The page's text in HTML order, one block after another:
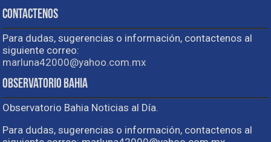
Contactenos
Para dudas, sugerencias o información, contactenos al
siguiente correo:
marluna42000@yahoo.com.mx
Observatorio Bahia
Observatorio Bahia Noticias al Día.
Para dudas, sugerencias o información, contactenos al